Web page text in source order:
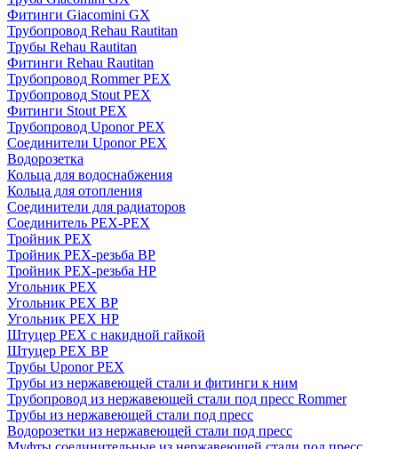
Фитинги Giacomini GX
Трубопровод Rehau Rautitan
Трубы Rehau Rautitan
Фитинги Rehau Rautitan
Трубопровод Rommer PEX
Трубопровод Stout PEX
Фитинги Stout PEX
Трубопровод Uponor PEX
Соединители Uponor PEX
Водорозетка
Кольца для водоснабжения
Кольца для отопления
Соединители для радиаторов
Соединитель PEX-PEX
Тройник PEX
Тройник PEX-резьба ВР
Тройник PEX-резьба НР
Угольник PEX
Угольник PEX ВР
Угольник PEX НР
Штуцер PEX c накидной гайкой
Штуцер PEX ВР
Трубы Uponor PEX
Трубы из нержавеющей стали и фитинги к ним
Трубопровод из нержавеющей стали под пресс Rommer
Трубы из нержавеющей стали под пресс
Водорозетки из нержавеющей стали под пресс